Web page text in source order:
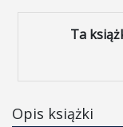
Ta
Opis książki